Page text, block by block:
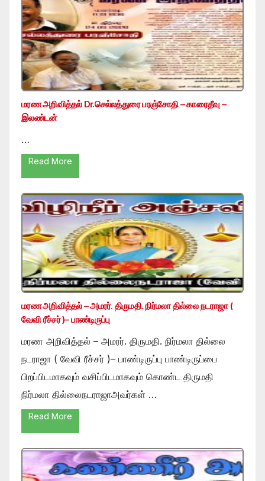
மரண அறிவித்தல் Dr.செல்லத்துரை பரஞ்சோதி – காரைதீவு –
இலண்டன்
…
Read More
மரண அறிவித்தல் – அமரர். திருமதி. நிர்மலா தில்லை நடராஜா (
வேவி ரீச்சர் )– பாண்டிருப்பு
மரண அறிவித்தல் – அமரர். திருமதி. நிர்மலா தில்லை
நடராஜா ( வேவி ரீச்சர் )– பாண்டிருப்பு பாண்டிருப்பை
பிறப்பிடமாகவும் வசிப்பிடமாகவும் கொண்ட திருமதி
நிர்மலா தில்லைநடராஜாஅவர்கள் …
Read More